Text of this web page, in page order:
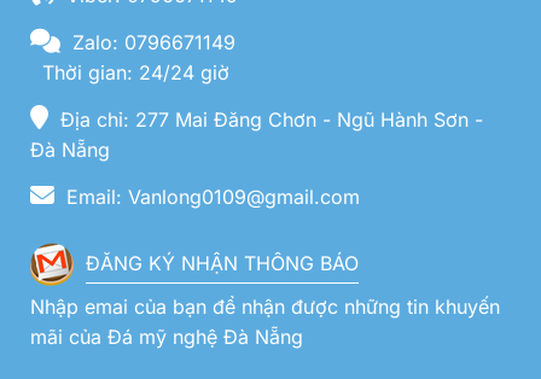
Zalo: 0796671149
Thời gian: 24/24 giờ
Địa chỉ: 277 Mai Đăng Chơn - Ngũ Hành Sơn -
Đà Nẵng
Email: Vanlong0109@gmail.com
ĐĂNG KÝ NHẬN THÔNG BÁO
Nhập emai của bạn để nhận được những tin khuyến
mãi của Đá mỹ nghệ Đà Nẵng